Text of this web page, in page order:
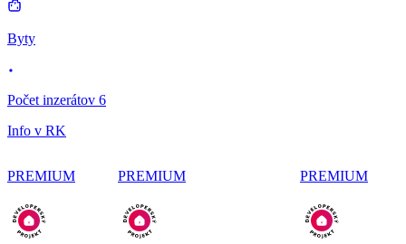
Byty
Počet inzerátov 6
Info v RK
PREMIUM PREMIUM PREMIUM